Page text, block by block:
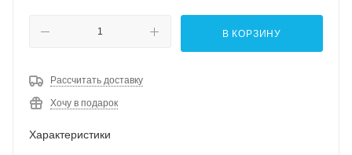
В КОРЗИНУ
Рассчитать доставку
Хочу в подарок
Характеристики